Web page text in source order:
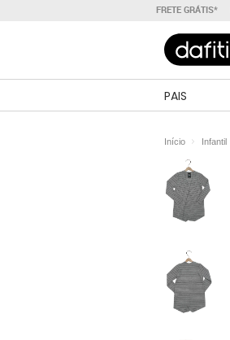
FRETE GRÁTIS*
PAIS
Início Infantil